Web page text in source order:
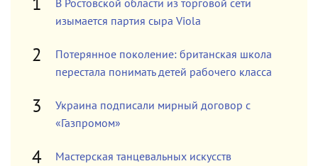
В Ростовской области из торговой сети
изымается партия сыра Viola
Потерянное поколение: британская школа
перестала понимать детей рабочего класса
Украина подписали мирный договор с
«Газпромом»
Мастерская танцевальных искусств